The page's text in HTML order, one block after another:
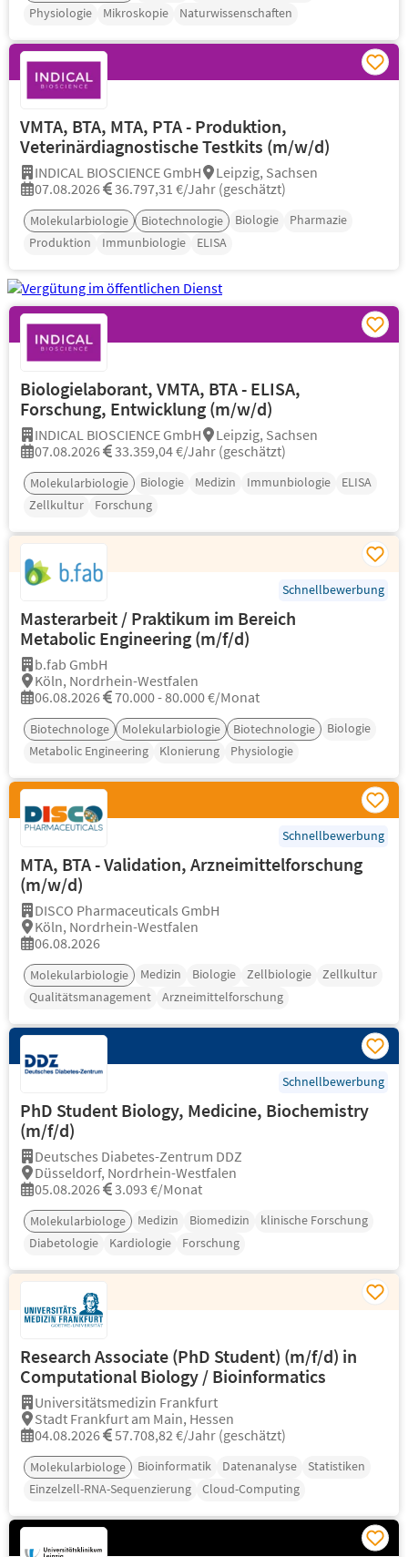
Physiologie
Mikroskopie Naturwissenschaften
VMTA, BTA, MTA, PTA - Produktion,
Veterinärdiagnostische Testkits (m/w/d)
INDICAL BIOSCIENCE GmbH
Leipzig, Sachsen
07.08.2026
36.797,31 €/Jahr (geschätzt)
Molekularbiologie Biotechnologie Biologie
Pharmazie
Produktion
Immunbiologie ELISA
Biologielaborant, VMTA, BTA - ELISA,
Forschung, Entwicklung (m/w/d)
INDICAL BIOSCIENCE GmbH
Leipzig, Sachsen
07.08.2026
33.359,04 €/Jahr (geschätzt)
Molekularbiologie Biologie Medizin Immunbiologie
ELISA
Zellkultur
Forschung
Schnellbewerbung
Masterarbeit / Praktikum im Bereich
Metabolic Engineering (m/f/d)
b.fab GmbH
Köln, Nordrhein-Westfalen
06.08.2026
70.000 - 80.000 €/Monat
Biotechnologe Molekularbiologie Biotechnologie
Biologie
Metabolic Engineering
Klonierung Physiologie
Schnellbewerbung
MTA, BTA - Validation, Arzneimittelforschung
(m/w/d)
DISCO Pharmaceuticals GmbH
Köln, Nordrhein-Westfalen
06.08.2026
Molekularbiologie Medizin Biologie Zellbiologie
Zellkultur
Qualitätsmanagement
Arzneimittelforschung
Schnellbewerbung
PhD Student Biology, Medicine, Biochemistry
(m/f/d)
Deutsches Diabetes-Zentrum DDZ
Düsseldorf, Nordrhein-Westfalen
05.08.2026
3.093 €/Monat
Molekularbiologe Medizin Biomedizin
klinische Forschung
Diabetologie
Kardiologie Forschung
Research Associate (PhD Student) (m/f/d) in
Computational Biology / Bioinformatics
Universitätsmedizin Frankfurt
Stadt Frankfurt am Main, Hessen
04.08.2026
57.708,82 €/Jahr (geschätzt)
Molekularbiologe Bioinformatik Datenanalyse
Statistiken
Einzelzell-RNA-Sequenzierung
Cloud-Computing